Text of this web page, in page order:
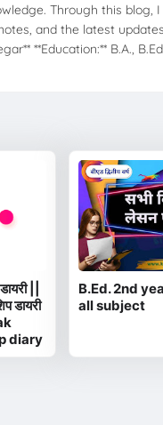
Through this blog,
and the latest
**Education:** B.A.,
||
डायरी
diary
B.Ed. 2nd
all subject